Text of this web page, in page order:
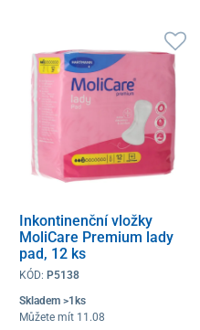
Inkontinenční vložky
MoliCare Premium lady
pad, 12 ks
KÓD: P5138
Skladem >1ks
Můžete mít 11.08